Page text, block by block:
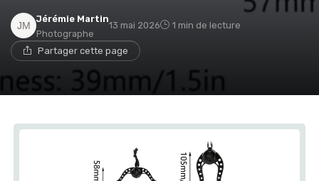
Jérémie Martin
Photographe
13 mai 2026 1 min de lecture
Partager cette page